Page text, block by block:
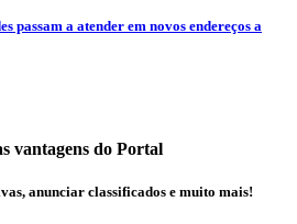
passam a atender em novos endereços a
vantagens do Portal
anunciar classificados e muito mais!